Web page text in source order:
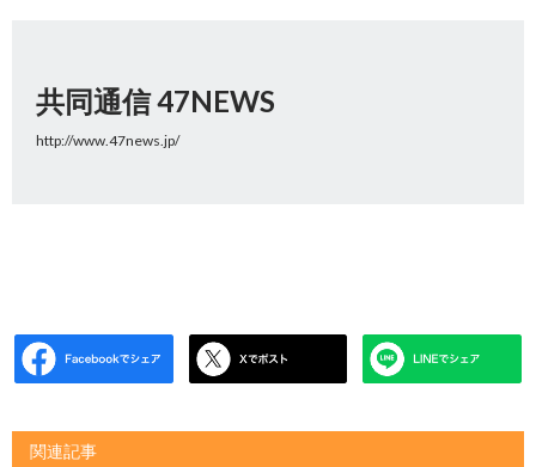
共同通信 47NEWS
http://www.47news.jp/
関連記事